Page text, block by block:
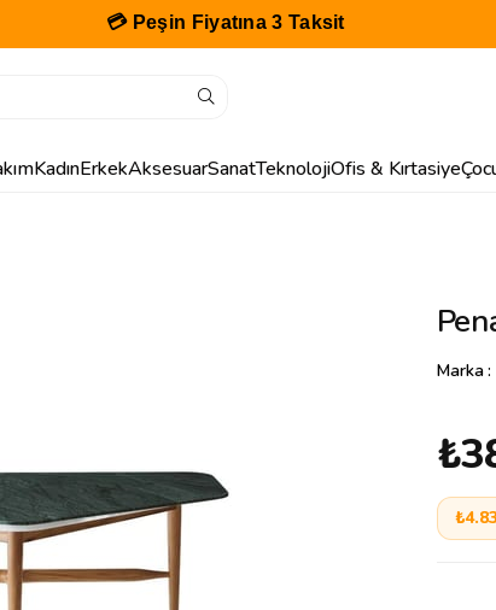
💳 Peşin Fiyatına 3 Taksit
KadınErkekAksesuarSanatTeknolojiOfis & Kırtasiye
Marka: